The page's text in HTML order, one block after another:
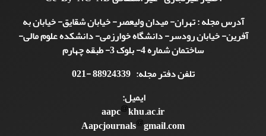
آدرس مجله : تهران- میدان ولیعصر- خیابان شقایق- خیابان به
آفرین- خیابان رودسر- دانشگاه خوارزمی- دانشکده علوم مالی-
ساختمان شماره 4- بلوک 3- طبقه چهارم
تلفن دفتر مجله: 88924339 -021
ایمیل:
aapc khu.ac.ir
Aapcjournals gmail.com